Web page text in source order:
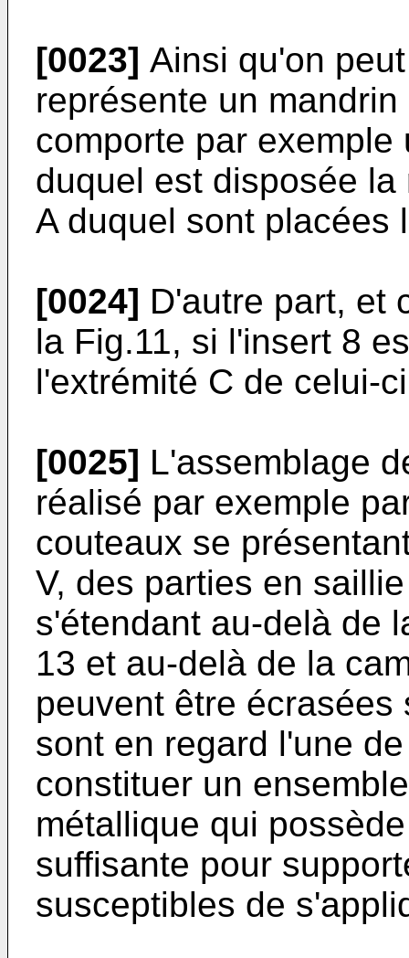
[0023] Ainsi qu'on
représente un
comporte par
duquel est disposée
A duquel sont placées
[0024] D'autre part, et
la Fig.11, si l'insert 8
l'extrémité C de celui-
[0025] L'assemblage
réalisé par exemple
couteaux se
V, des parties en
s'étendant au-delà de
13 et au-delà de la
peuvent être
sont en regard l'une
constituer un
métallique qui
suffisante pour
susceptibles de